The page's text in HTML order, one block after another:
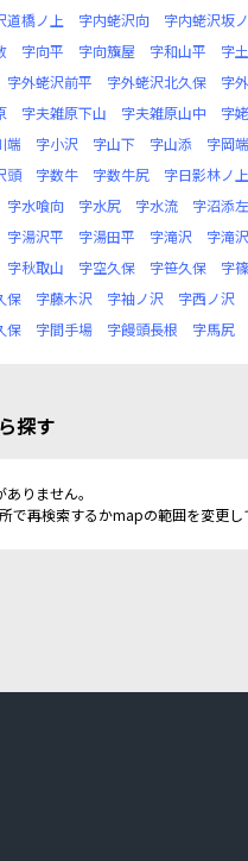
道橋ノ上
字内蛯沢向 字内蛯沢坂
字向平 字向籏屋 字和山平 字
字外蛯沢前平 字外蛯沢北久保 字
字夫雑原下山 字夫雑原山中 字
端
字小沢 字山下 字山添 字岡端
頭
字数牛 字数牛尻 字日影林ノ
字水喰向 字水尻 字水流 字沼添
字湯沢平 字湯田平 字滝沢 字滝
字秋取山 字空久保 字笹久保 字
保
字藤木沢 字袖ノ沢 字西ノ沢
保
字間手場 字饅頭長根 字馬尻
探す
りません。
で再検索するかmapの範囲を変更し